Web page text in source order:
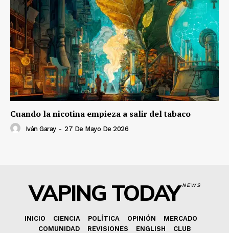
Cuando la nicotina empieza a salir del tabaco
Iván Garay - 27 De Mayo De 2026
VAPING TODAYNEWS
INICIO CIENCIA POLÍTICA OPINIÓN
MERCADO
COMUNIDAD
REVISIONES ENGLISH CLUB